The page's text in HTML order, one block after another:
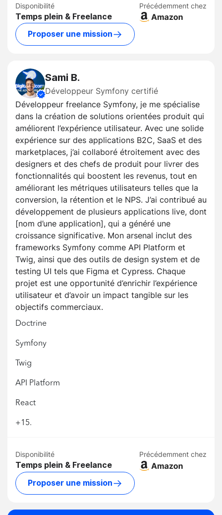
Disponibilité
Temps plein & Freelance
Précédemment chez
Proposer une mission
Sami B.
Développeur Symfony certifié
Développeur freelance Symfony, je me spécialise
dans la création de solutions orientées produit qui
améliorent l’expérience utilisateur. Avec une solide
expérience sur des applications B2C, SaaS et des
marketplaces, j’ai collaboré étroitement avec des
designers et des chefs de produit pour livrer des
fonctionnalités qui boostent les revenus, tout en
améliorant les métriques utilisateurs telles que la
conversion, la rétention et le NPS. J’ai contribué au
développement de plusieurs applications live, dont
[nom d’une application], qui a généré une
croissance significative. Mon arsenal inclut des
frameworks Symfony comme API Platform et
Twig, ainsi que des outils de design system et de
testing UI tels que Figma et Cypress. Chaque
projet est une opportunité d’enrichir l’expérience
utilisateur et d’avoir un impact tangible sur les
objectifs commerciaux.
Doctrine
Symfony
Twig
API Platform
React
+15.
Disponibilité
Temps plein & Freelance
Précédemment chez
Proposer une mission